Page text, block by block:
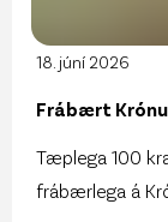
18. júní 2026
Frábært
Tæplega 100
frábærlega á